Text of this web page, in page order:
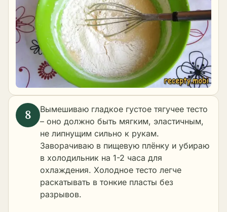
Вымешиваю гладкое густое тягучее тесто
– оно должно быть мягким, эластичным,
не липнущим сильно к рукам.
Заворачиваю в пищевую плёнку и убираю
в холодильник на 1-2 часа для
охлаждения. Холодное тесто легче
раскатывать в тонкие пласты без
разрывов.